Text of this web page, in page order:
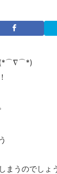
(*⌒∇⌒*)
まうのでしょ